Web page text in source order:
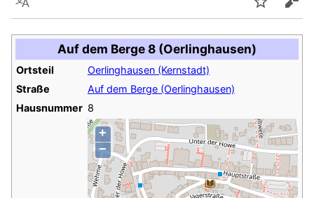
Sprache
Auf dem Berge 8 (Oerlinghausen)
Ortsteil
Oerlinghausen (Kernstadt)
Straße
Auf dem Berge (Oerlinghausen)
Hausnummer 8
+
−